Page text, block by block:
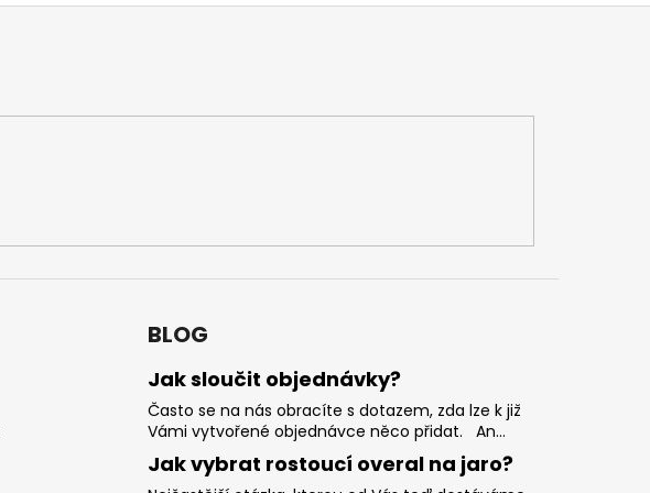
BLOG
Jak sloučit objednávky?
Často se na nás obracíte s dotazem, zda lze k již
Vámi vytvořené objednávce něco přidat. An...
Jak vybrat rostoucí overal na jaro?